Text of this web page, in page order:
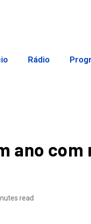
Rádio
ano
read